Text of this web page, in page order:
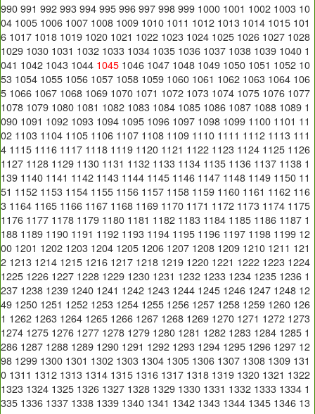
990 991 992 993 994 995 996 997 998 999 1000 1001 1002 1003 10
04 1005 1006 1007 1008 1009 1010 1011 1012 1013 1014 1015 101
6 1017 1018 1019 1020 1021 1022 1023 1024 1025 1026 1027 1028
1029 1030 1031 1032 1033 1034 1035 1036 1037 1038 1039 1040 1
041 1042 1043 1044 1045 1046 1047 1048 1049 1050 1051 1052 10
53 1054 1055 1056 1057 1058 1059 1060 1061 1062 1063 1064 106
5 1066 1067 1068 1069 1070 1071 1072 1073 1074 1075 1076 1077
1078 1079 1080 1081 1082 1083 1084 1085 1086 1087 1088 1089 1
090 1091 1092 1093 1094 1095 1096 1097 1098 1099 1100 1101 11
02 1103 1104 1105 1106 1107 1108 1109 1110 1111 1112 1113 111
4 1115 1116 1117 1118 1119 1120 1121 1122 1123 1124 1125 1126
1127 1128 1129 1130 1131 1132 1133 1134 1135 1136 1137 1138 1
139 1140 1141 1142 1143 1144 1145 1146 1147 1148 1149 1150 11
51 1152 1153 1154 1155 1156 1157 1158 1159 1160 1161 1162 116
3 1164 1165 1166 1167 1168 1169 1170 1171 1172 1173 1174 1175
1176 1177 1178 1179 1180 1181 1182 1183 1184 1185 1186 1187 1
188 1189 1190 1191 1192 1193 1194 1195 1196 1197 1198 1199 12
00 1201 1202 1203 1204 1205 1206 1207 1208 1209 1210 1211 121
2 1213 1214 1215 1216 1217 1218 1219 1220 1221 1222 1223 1224
1225 1226 1227 1228 1229 1230 1231 1232 1233 1234 1235 1236 1
237 1238 1239 1240 1241 1242 1243 1244 1245 1246 1247 1248 12
49 1250 1251 1252 1253 1254 1255 1256 1257 1258 1259 1260 126
1 1262 1263 1264 1265 1266 1267 1268 1269 1270 1271 1272 1273
1274 1275 1276 1277 1278 1279 1280 1281 1282 1283 1284 1285 1
286 1287 1288 1289 1290 1291 1292 1293 1294 1295 1296 1297 12
98 1299 1300 1301 1302 1303 1304 1305 1306 1307 1308 1309 131
0 1311 1312 1313 1314 1315 1316 1317 1318 1319 1320 1321 1322
1323 1324 1325 1326 1327 1328 1329 1330 1331 1332 1333 1334 1
335 1336 1337 1338 1339 1340 1341 1342 1343 1344 1345 1346 13